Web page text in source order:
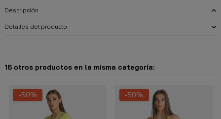
Descripción
Detalles del producto
16 otros productos en la misma categoría:
-50% -50%